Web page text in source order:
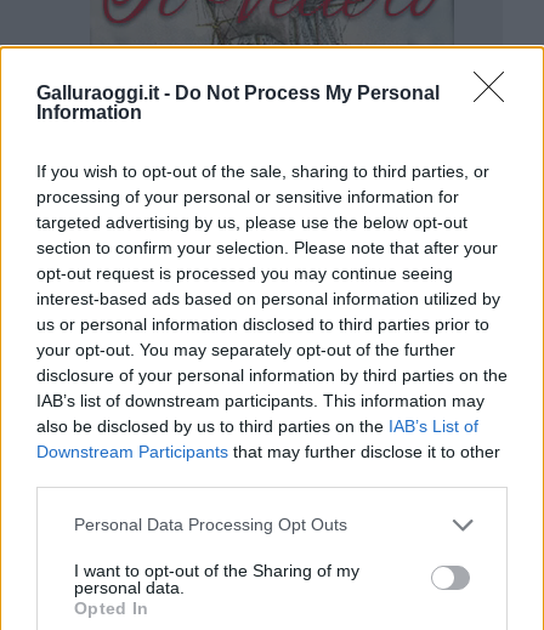
Galluraoggi.it - Do Not Process My Personal
Information
If you wish to opt-out of the sale, sharing to third parties, or
processing of your personal or sensitive information for
targeted advertising by us, please use the below opt-out
section to confirm your selection. Please note that after your
opt-out request is processed you may continue seeing
interest-based ads based on personal information utilized by
us or personal information disclosed to third parties prior to
your opt-out. You may separately opt-out of the further
disclosure of your personal information by third parties on the
IAB’s list of downstream participants. This information may
also be disclosed by us to third parties on the IAB’s List of
Downstream Participants that may further disclose it to other
Please note that this website/app uses one or more Google
not limited to your visit or usage behaviour. You may click to
grant or deny consent to Google and its third-party tags to
use your data for below specified purposes in below Google
Personal Data Processing Opt Outs
I want to opt-out of the Sharing of my
personal data.
Opted In